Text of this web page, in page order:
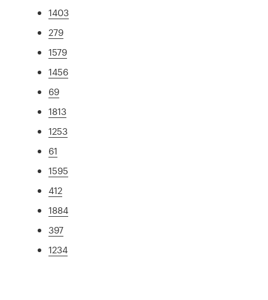
1403
279
1579
1456
69
1813
1253
61
1595
412
1884
397
1234